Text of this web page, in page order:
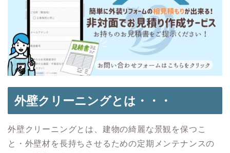
外壁クリーニングとは・・・
外壁クリーニングとは、建物の綺麗な景観を保つこ
と・外壁材を長持ちさせるための定期メンテナンスの